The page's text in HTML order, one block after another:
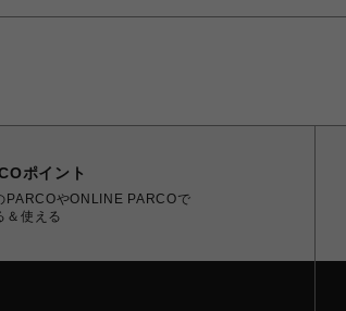
ポイント
PARCOやONLINE PARCOで
＆使える